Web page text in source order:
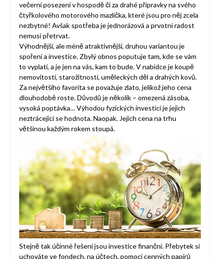
večerní posezení v hospodě či za drahé přípravky na svého
čtyřkolového motorového mazlíčka, které jsou pro něj zcela
nezbytné! Avšak spotřeba je jednorázová a prvotní radost
nemusí přetrvat.
Výhodnější, ale méně atraktivnější, druhou variantou je
spoření a investice. Zbylý obnos poputuje tam, kde se vám
to vyplatí, a je jen na vás, kam to bude. V nabídce je koupě
nemovitostí, starožitností, uměleckých děl a drahých kovů.
Za největšího favorita se považuje zlato, jelikož jeho cena
dlouhodobě roste. Důvodů je několik – omezená zásoba,
vysoká poptávka… Výhodou fyzických investicí je jejich
neztrácející se hodnota. Naopak. Jejich cena na trhu
většinou každým rokem stoupá.
Stejně tak účinné řešení jsou investice finanční. Přebytek si
uchováte ve fondech, na účtech, pomocí cenných papírů